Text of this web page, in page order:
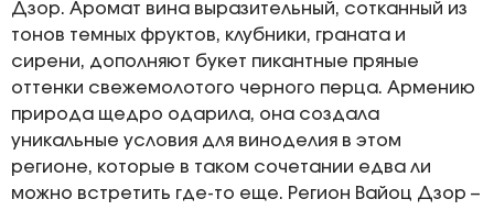
Дзор. Аромат вина выразительный, сотканный из
тонов темных фруктов, клубники, граната и
сирени, дополняют букет пикантные пряные
оттенки свежемолотого черного перца. Армению
природа щедро одарила, она создала
уникальные условия для виноделия в этом
регионе, которые в таком сочетании едва ли
можно встретить где-то еще. Регион Вайоц Дзор –